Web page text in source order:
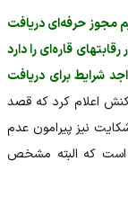
مجوز حرفه‌ای دریافت
قاره‌ای را دارد
شرایط برای دریافت
اعلام کرد که قصد
نیز پیرامون عدم
است که البته مشخص